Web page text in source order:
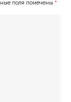
поля помечены *